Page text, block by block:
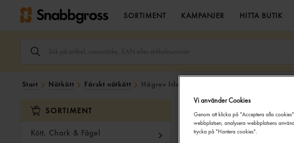
SORTIMENT KAMPANJER HITTA BUTIK
ARTIKEL,
ARTIKELNUMMER
SÖK
FÄLTET.
Start Nötkött Färskt nötkött Högrev Irland ca: 4kg Prime
SORTIMENT
Kött, Chark & Fågel
Godkänn Ålder
Denna webbsida
och besök på denna
Vi använder Cookies
Genom att klicka på "Acceptera alla
webbplatsen, analysera webbplatsens
trycka på "Hantera cookies".